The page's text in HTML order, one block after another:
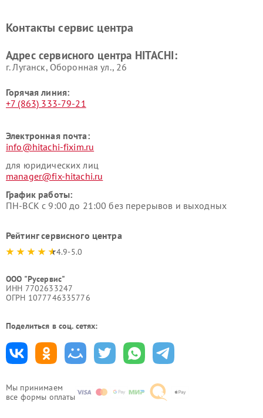
Мы принимаем
все формы оплаты
данных HITACHI
HITACHI
HITACHI
HITACHI
Контакты сервис центра
Адрес сервисного центра HITACHI:
г. Луганск, Оборонная ул., 26
Горячая линия:
+7 (863) 333-79-21
Электронная почта:
info@hitachi-fixim.ru
для юридических лиц
manager@fix-hitachi.ru
График работы:
ПН-ВСК с 9:00 до 21:00 без перерывов и выходных
Рейтинг сервисного центра
4.9-5.0
ООО "Русервис"
ИНН 7702633247
ОГРН 1077746335776
Поделиться в соц. сетях: